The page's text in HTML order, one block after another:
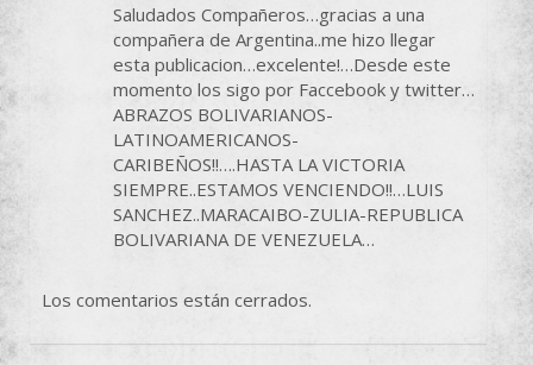
Saludados Compañeros…gracias a una
compañera de Argentina..me hizo llegar
esta publicacion…excelente!…Desde este
momento los sigo por Faccebook y twitter…
ABRAZOS BOLIVARIANOS-
LATINOAMERICANOS-
CARIBEÑOS!!….HASTA LA VICTORIA
SIEMPRE..ESTAMOS VENCIENDO!!…LUIS
SANCHEZ..MARACAIBO-ZULIA-REPUBLICA
BOLIVARIANA DE VENEZUELA…
Los comentarios están cerrados.